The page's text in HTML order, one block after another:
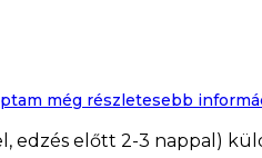
még részletesebb
edzés előtt 2-3 nappal)